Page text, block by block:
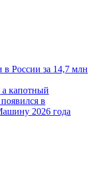
России за 14,7 млн
а капотный
в
2026 года